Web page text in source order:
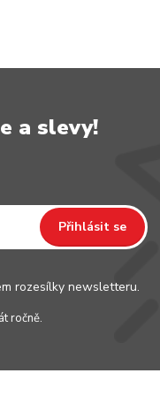
a slevy!
Přihlásit se
rozesílky newsletteru.
ročně.